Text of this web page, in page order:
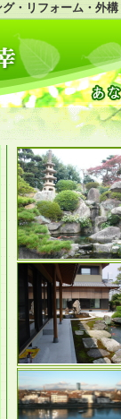
・リフォーム・外